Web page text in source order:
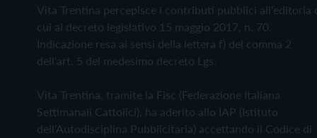
Vita Trentina percepisce i contributi pubblici all'editoria
cui al decreto legislativo 15 maggio 2017, n. 70.
Indicazione resa ai sensi della lettera f) del comma 2
dell'art. 5 del medesimo decreto Lgs.
Vita Trentina, tramite la Fisc (Federazione Italiana
Settimanali Cattolici), ha aderito allo IAP (Istituto
dell'Autodisciplina Pubblicitaria) accettando il Codice di